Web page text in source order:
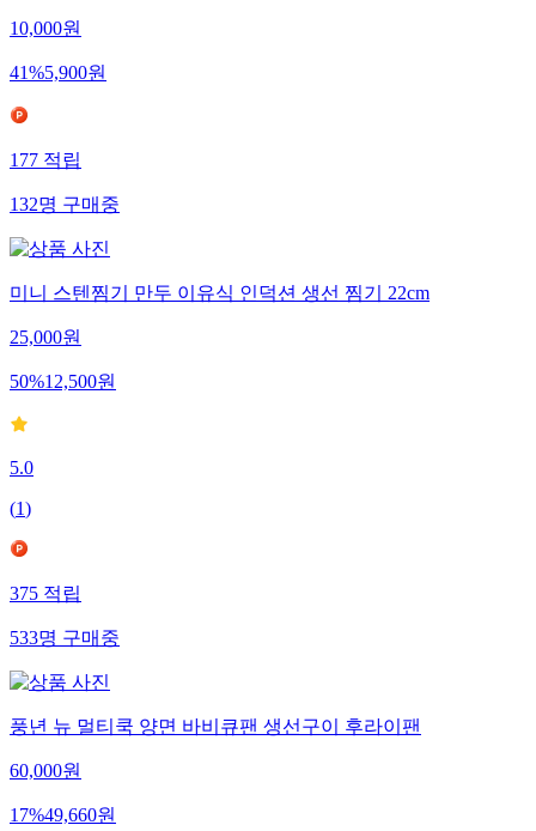
10,000원
41%5,900원
177적립
132명구매중
미니 스텐찜기 만두 이유식 인덕션 생선 찜기 22cm
25,000원
50%12,500원
5.0
(1)
375적립
533명구매중
풍년 뉴 멀티쿡 양면 바비큐팬 생선구이 후라이팬
60,000원
17%49,660원